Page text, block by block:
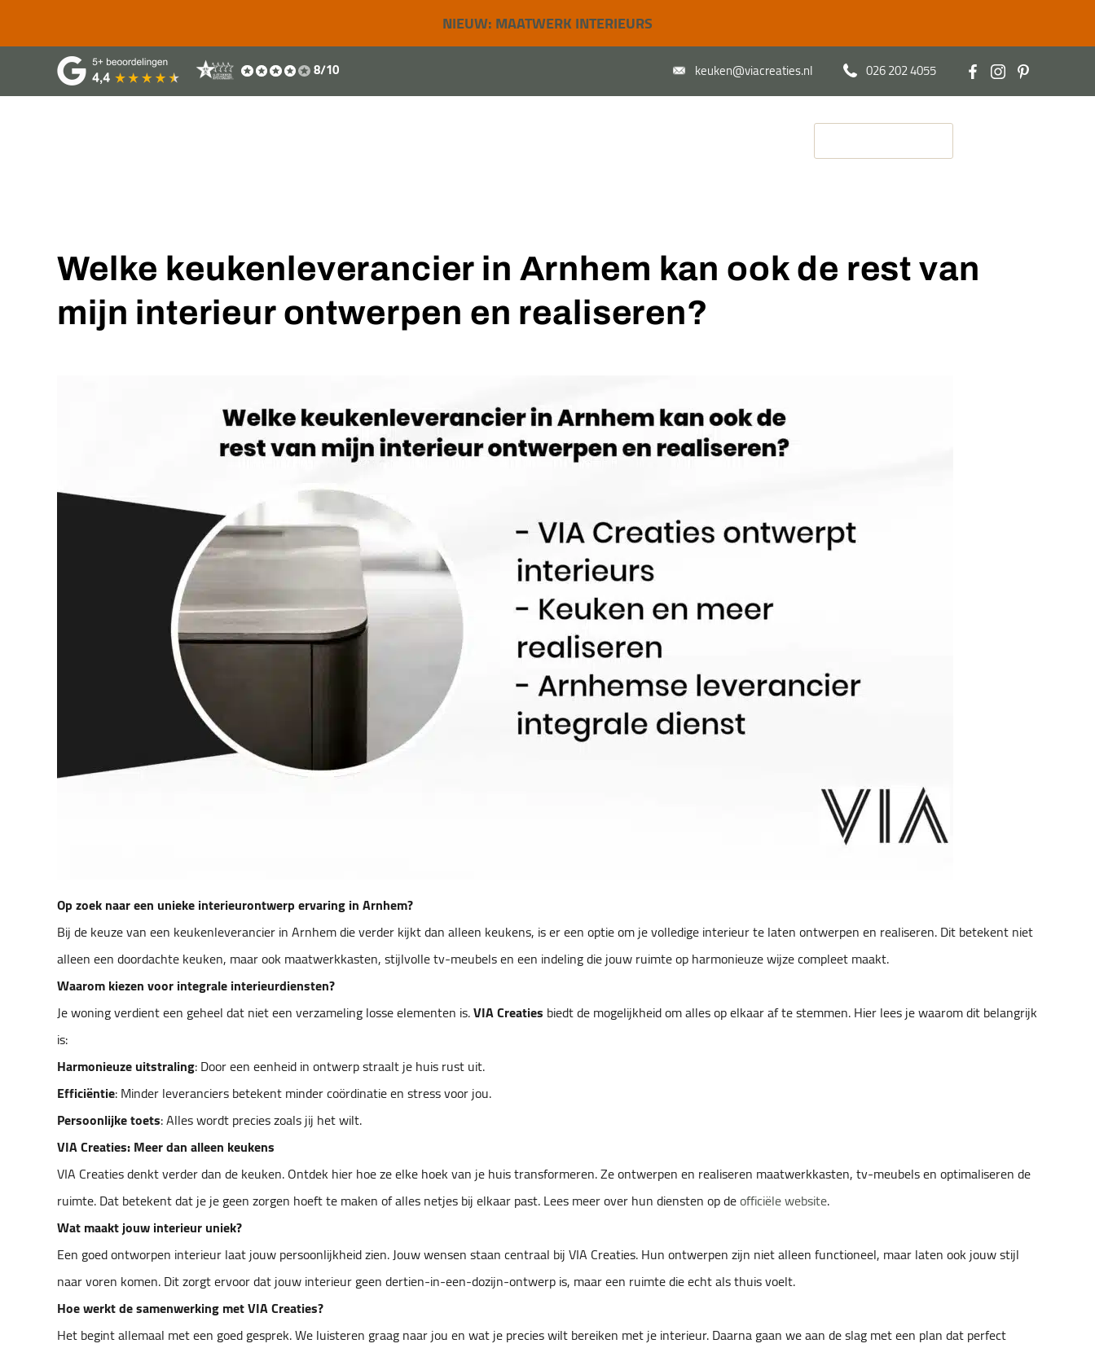
NIEUW: MAATWERK INTERIEURS
8/10 keuken@viacreaties.nl 026 202 4055
Welke keukenleverancier in Arnhem kan ook de rest van
mijn interieur ontwerpen en realiseren?
Op zoek naar een unieke interieurontwerp ervaring in Arnhem?
Bij de keuze van een keukenleverancier in Arnhem die verder kijkt dan alleen keukens, is er een optie om je volledige interieur te laten ontwerpen en realiseren. Dit betekent niet
alleen een doordachte keuken, maar ook maatwerkkasten, stijlvolle tv-meubels en een indeling die jouw ruimte op harmonieuze wijze compleet maakt.
Waarom kiezen voor integrale interieurdiensten?
Je woning verdient een geheel dat niet een verzameling losse elementen is.VIA Creaties biedt de mogelijkheid om alles op elkaar af te stemmen. Hier lees je waarom dit belangrijk
is:
Harmonieuze uitstraling: Door een eenheid in ontwerp straalt je huis rust uit.
Efficiëntie: Minder leveranciers betekent minder coördinatie en stress voor jou.
Persoonlijke toets: Alles wordt precies zoals jij het wilt.
VIA Creaties: Meer dan alleen keukens
VIA Creaties denkt verder dan de keuken. Ontdek hier hoe ze elke hoek van je huis transformeren. Ze ontwerpen en realiseren maatwerkkasten, tv-meubels en optimaliseren de
ruimte. Dat betekent dat je je geen zorgen hoeft te maken of alles netjes bij elkaar past. Lees meer over hun diensten op deofficiële website.
Wat maakt jouw interieur uniek?
Een goed ontworpen interieur laat jouw persoonlijkheid zien. Jouw wensen staan centraal bij VIA Creaties. Hun ontwerpen zijn niet alleen functioneel, maar laten ook jouw stijl
naar voren komen. Dit zorgt ervoor dat jouw interieur geen dertien-in-een-dozijn-ontwerp is, maar een ruimte die echt als thuis voelt.
Hoe werkt de samenwerking met VIA Creaties?
Het begint allemaal met een goed gesprek. We luisteren graag naar jou en wat je precies wilt bereiken met je interieur. Daarna gaan we aan de slag met een plan dat perfect